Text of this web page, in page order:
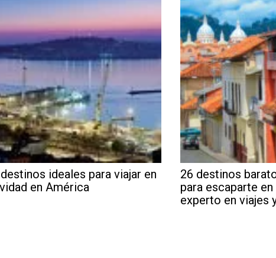
ideales para viajar en
en América
26 destinos
para escaparte
experto en viajes